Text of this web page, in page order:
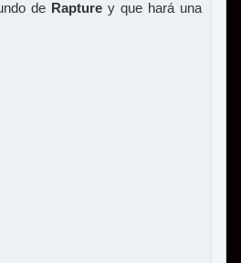
de Rapture y que hará una